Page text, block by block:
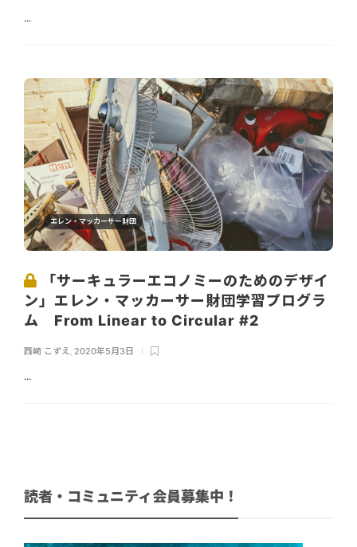
...
エレン・マッカーサー財団
「サーキュラーエコノミーのためのデザイ
ン」エレン・マッカーサー財団学習プログラ
ム From Linear to Circular #2
西崎 こずえ, 2020年5月3日
...
読者・コミュニティ会員募集中！